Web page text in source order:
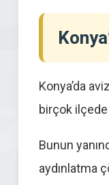
Konya’da
birçok
Bunun
aydınlatma